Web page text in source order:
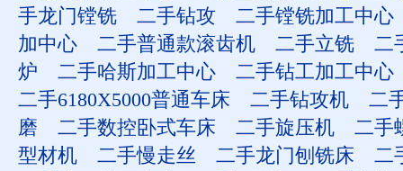
手龙门镗铣
二手钻攻
二手镗铣加工中心
加中心
二手普通款滚齿机 二手立铣
二
炉
二手哈斯加工中心
二手钻工加工中心
二手6180X5000普通车床
二手钻攻机
二
磨
二手数控卧式车床 二手旋压机
二手
型材机
二手慢走丝 二手龙门刨铣床
二